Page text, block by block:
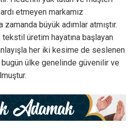
etmeyen markamız
büyük adımlar atmıştır.
üretim hayatına başlayan
her iki kesime de seslenen
ülke genelinde güvenilir ve